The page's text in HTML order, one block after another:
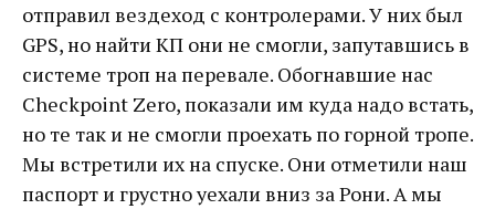
отправил вездеход с контролерами. У них был
GPS, но найти КП они не смогли, запутавшись в
системе троп на перевале. Обогнавшие нас
Checkpoint Zero, показали им куда надо встать,
но те так и не смогли проехать по горной тропе.
Мы встретили их на спуске. Они отметили наш
паспорт и грустно уехали вниз за Рони. А мы